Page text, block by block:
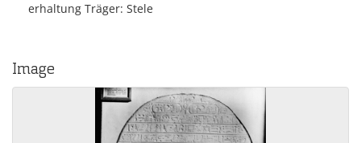
erhaltung Träger: Stele
Image